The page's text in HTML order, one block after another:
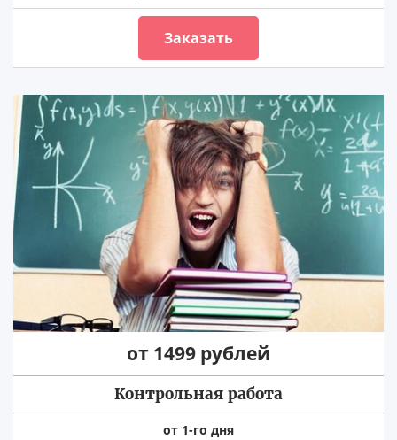
Заказать
от 1499 рублей
Контрольная работа
от 1-го дня